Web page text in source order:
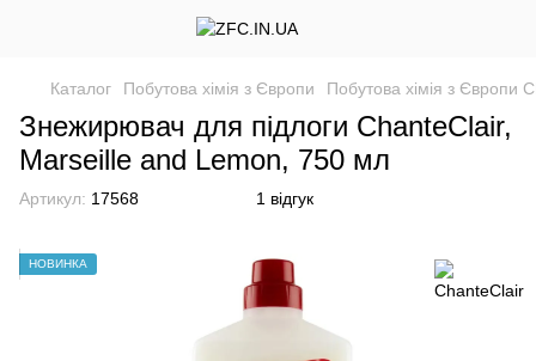
Каталог Побутова хімія з Європи Побутова хімія з Європи
Знежирювач для підлоги ChanteClair,
Marseille and Lemon, 750 мл
Артикул: 17568 1 відгук
НОВИНКА